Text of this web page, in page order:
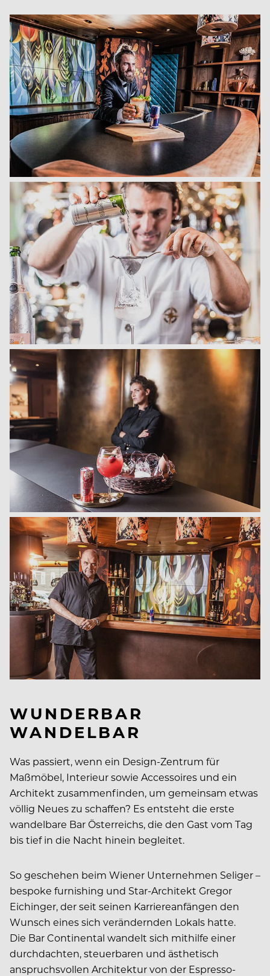
WUNDERBAR
WANDELBAR
Was passiert, wenn ein Design-Zentrum für
Maßmöbel, Interieur sowie Accessoires und ein
Architekt zusammenfinden, um gemeinsam etwas
völlig Neues zu schaffen? Es entsteht die erste
wandelbare Bar Österreichs, die den Gast vom Tag
bis tief in die Nacht hinein begleitet.
So geschehen beim Wiener Unternehmen Seliger –
bespoke furnishing und Star-Architekt Gregor
Eichinger, der seit seinen Karriereanfängen den
Wunsch eines sich verändernden Lokals hatte.
Die Bar Continental wandelt sich mithilfe einer
durchdachten, steuerbaren und ästhetisch
anspruchsvollen Architektur von der Espresso-